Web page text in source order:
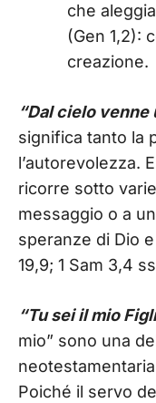
che
(Gen 1,2):
creazione.
“Dal cielo venne
significa tanto la
l’autorevolezza.
ricorre sotto
messaggio o a
speranze di Dio
19,9; 1 Sam 3,4
“Tu sei il mio
mio” sono una
neotestamentaria
Poiché il servo